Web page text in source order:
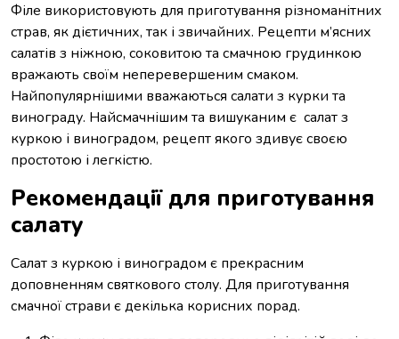
Філе використовують для приготування різноманітних
страв, як дієтичних, так і звичайних. Рецепти м’ясних
салатів з ніжною, соковитою та смачною грудинкою
вражають своїм неперевершеним смаком.
Найпопулярнішими вважаються салати з курки та
винограду. Найсмачнішим та вишуканим є салат з
куркою і виноградом, рецепт якого здивує своєю
простотою і легкістю.
Рекомендації для приготування
салату
Салат з куркою і виноградом є прекрасним
доповненням святкового столу. Для приготування
смачної страви є декілька корисних порад.